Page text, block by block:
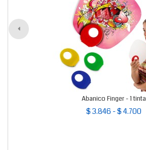
Abanico Finger - 1 tinta
$ 3.846 - $ 4.700